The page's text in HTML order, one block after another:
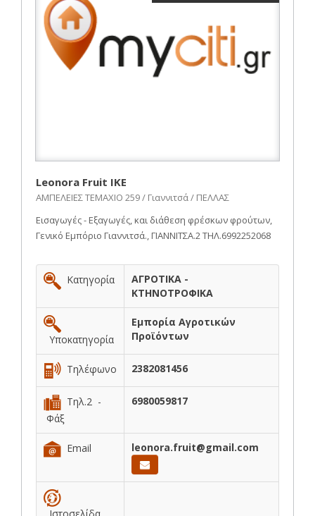
Leonora Fruit IKE
ΑΜΠΕΛΕΙΕΣ ΤΕΜΑΧΙΟ 259 / Γιαννιτσά / ΠΕΛΛΑΣ
Εισαγωγές - Εξαγωγές, και διάθεση φρέσκων φρούτων,
Γενικό Εμπόριο Γιαννιτσά., ΓΙΑΝΝΙΤΣΑ.2 ΤΗΛ.6992252068
Κατηγορία
ΑΓΡΟΤΙΚΑ -
ΚΤΗΝΟΤΡΟΦΙΚΑ
Υποκατηγορία
Εμπορία Αγροτικών
Προϊόντων
Τηλέφωνο 2382081456
Τηλ.2 -
Φάξ
6980059817
Email leonora.fruit@gmail.com
Ιστοσελίδα